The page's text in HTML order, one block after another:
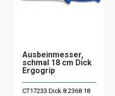
Ausbeinmesser,
schmal 18 cm Dick
Ergogrip
CT17233 Dick 8 2368 18